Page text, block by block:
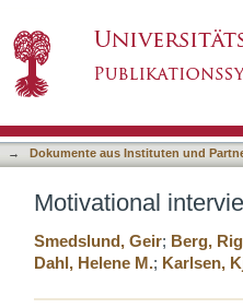
→ Dokumente aus Instituten und
Motivational
Smedslund, Geir; Berg,
Dahl, Helene M.; Karlsen,